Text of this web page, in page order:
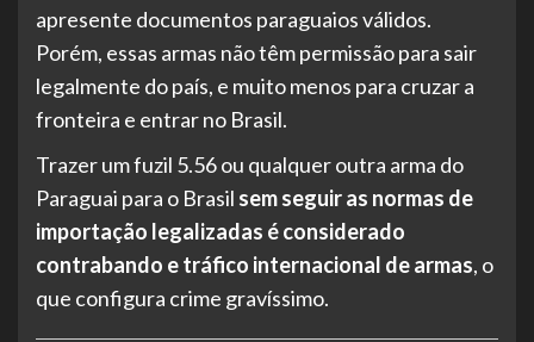
apresente documentos paraguaios válidos.
Porém, essas armas não têm permissão para sair
legalmente do país, e muito menos para cruzar a
fronteira e entrar no Brasil.
Trazer um fuzil 5.56 ou qualquer outra arma do
Paraguai para o Brasil sem seguir as normas de
importação legalizadas é considerado
contrabando e tráfico internacional de armas, o
que configura crime gravíssimo.